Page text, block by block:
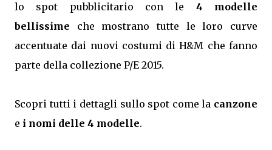
lo spot pubblicitario con le 4 modelle
bellissime che mostrano tutte le loro curve
accentuate dai nuovi costumi di H&M che fanno
parte della collezione P/E 2015.
Scopri tutti i dettagli sullo spot come la canzone
e i nomi delle 4 modelle.